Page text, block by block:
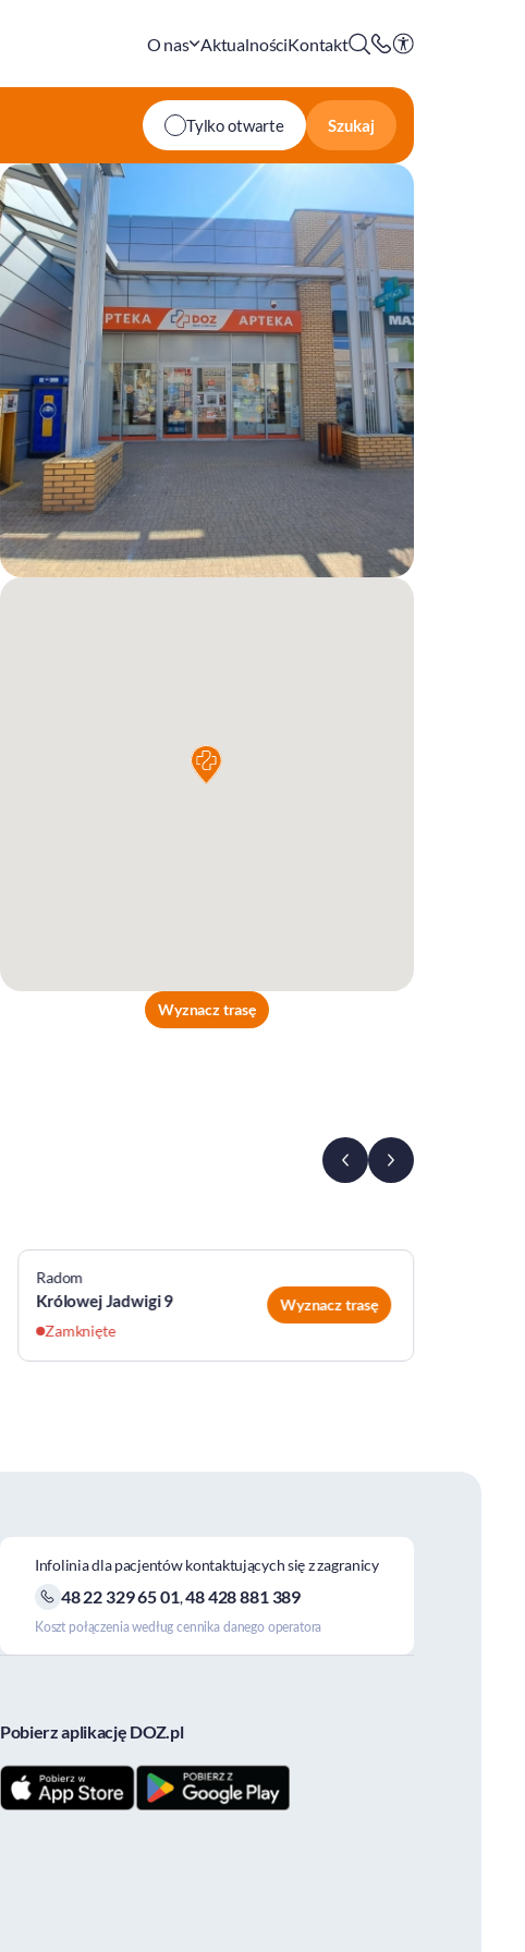
O nas AktualnościKontakt
Tylko otwarte Szukaj
Wyznacz trasę
Radom
Królowej Jadwigi 9
Zamknięte
Wyznacz trasę
Infolinia dla pacjentów kontaktujących się z zagranicy
48 22 329 65 01,48 428 881 389
Koszt połączenia według cennika danego operatora
Pobierz aplikację DOZ.pl